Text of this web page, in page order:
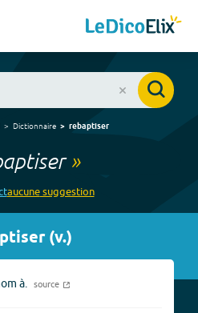
Dictionnaire rebaptiser
»
aucunesuggestion
(v.)
à. source